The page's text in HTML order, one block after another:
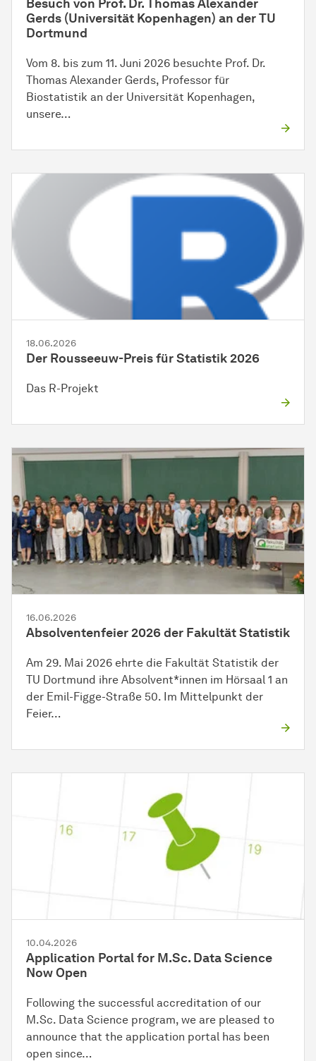
Besuch von Prof. Dr. Thomas Alexander
Gerds (Universität Kopenhagen) an der TU
Dortmund
Vom 8. bis zum 11. Juni 2026 besuchte Prof. Dr.
Thomas Alexander Gerds, Professor für
Biostatistik an der Universität Kopenhagen,
unsere…
18.06.2026
Der Rousseeuw-Preis für Statistik 2026
Das R-Projekt
16.06.2026
Absolventenfeier 2026 der Fakultät Statistik
Am 29. Mai 2026 ehrte die Fakultät Statistik der
TU Dortmund ihre Absolvent*innen im Hörsaal 1 an
der Emil-Figge-Straße 50. Im Mittelpunkt der
Feier…
10.04.2026
Application Portal for M.Sc. Data Science
Now Open
Following the successful accreditation of our
M.Sc. Data Science program, we are pleased to
announce that the application portal has been
open since…